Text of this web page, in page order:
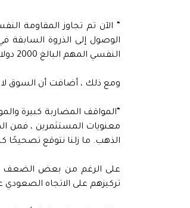
النفسي المهم البالغ 2000 دولار أمريكي للأونصة في متناول اليد.
ومع ذلك ، أضافت أن السوق
“المواقف المضاربة كبيرة
معنويات المستثمرين ، فمن
الذهب. ما زلنا نتوقع تصحيحًا
تركيزهم على الاتجاه الصعودي